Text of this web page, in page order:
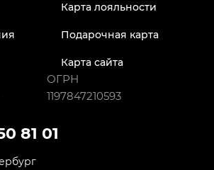
Карта лояльности
Подарочная карта
Карта сайта
ОГРН
1197847210593
81 01